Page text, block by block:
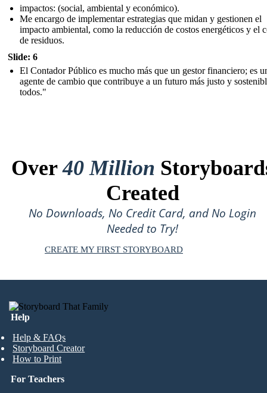
impactos: (social, ambiental y económico).
Me encargo de implementar estrategias que midan y gestionen el
impacto ambiental, como la reducción de costos energéticos y el
de residuos.
Slide: 6
El Contador Público es mucho más que un gestor financiero; es
agente de cambio que contribuye a un futuro más justo y
todos."
Over40 Million
Created
No Downloads, No Credit Card, and No Login
Needed to Try!
CREATE MY FIRST STORYBOARD
Help
Help & FAQs
Storyboard Creator
How to Print
For Teachers